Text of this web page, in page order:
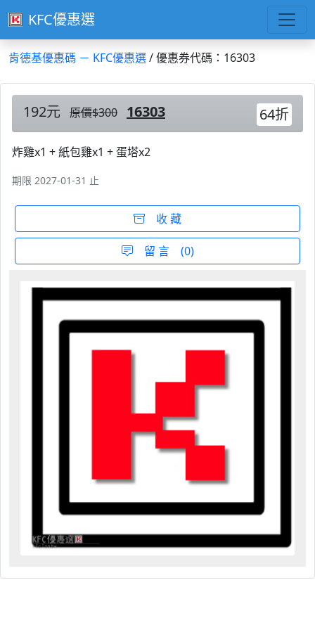
KFC優惠選
肯德基優惠碼 － KFC優惠選/ 優惠券代碼：16303
192元 原價$300 16303 64折
炸雞x1 + 紙包雞x1 + 蛋塔x2
期限 2027-01-31 止
收 藏
留 言 (0)